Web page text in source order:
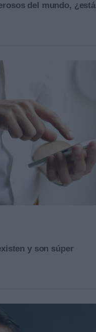
del mundo, ¿está
y son súper